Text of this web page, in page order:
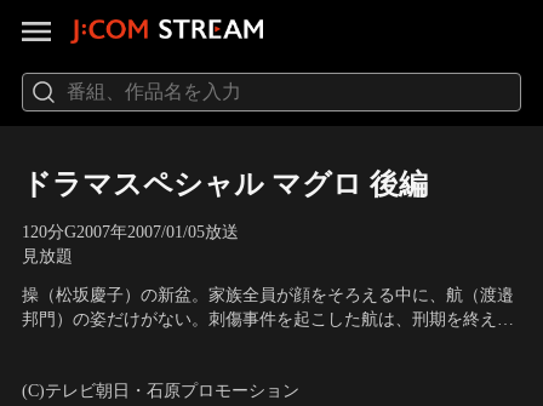
ドラマスペシャル マグロ 後編
120分G2007年2007/01/05放送
見放題
操（松坂慶子）の新盆。家族全員が顔をそろえる中に、航（渡邉
邦門）の姿だけがない。刺傷事件を起こした航は、刑期を終えた
重聡）は腕を失って吹けなくなったトランペットが、今もきれい
正蔵、神田正輝、舘ひろし
(C)テレビ朝日・石原プロモーション